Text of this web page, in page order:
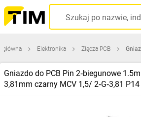
główna Elektronika Złącza PCB
Gniazdo do PCB Pin 2‑biegunowe
3,81mm czarny MCV 1,5/ 2‑G‑3,81